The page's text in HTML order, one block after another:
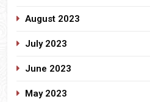
August 2023
July 2023
June 2023
May 2023